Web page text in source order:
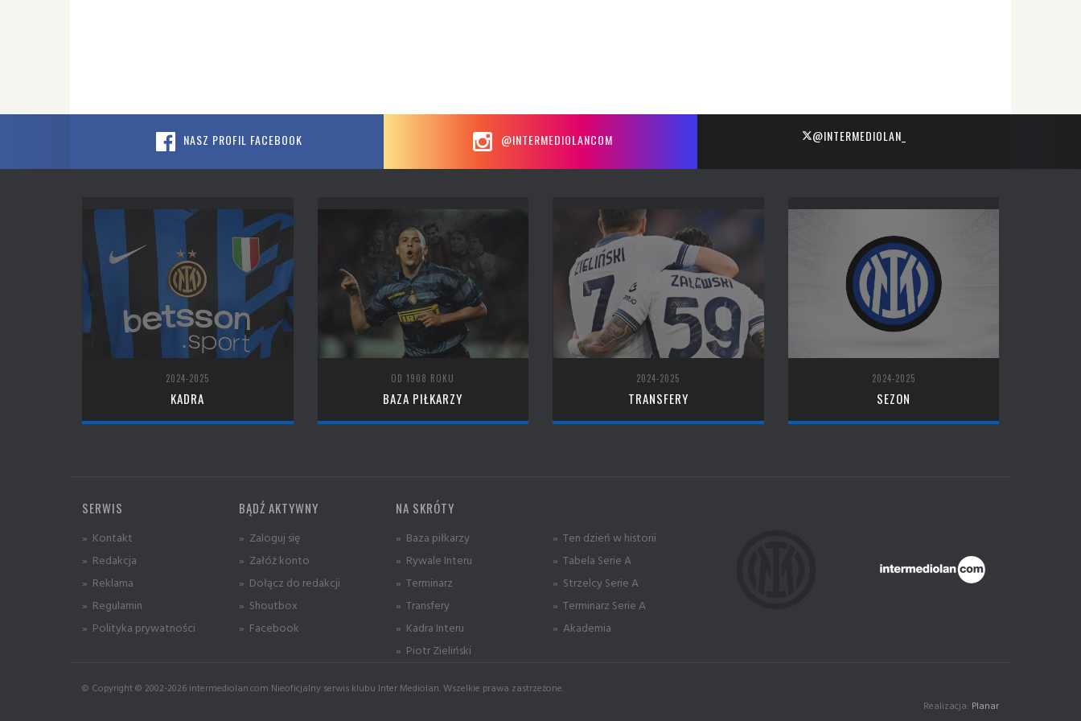
NASZ PROFIL FACEBOOK @INTERMEDIOLANCOM @INTERMEDIOLAN_
2024-2025
KADRA
OD 1908 ROKU
BAZA PIŁKARZY
2024-2025
TRANSFERY
2024-2025
SEZON
SERWIS
» Kontakt
» Redakcja
» Reklama
» Regulamin
» Polityka prywatności
BĄDŹ AKTYWNY
» Zaloguj się
» Załóż konto
» Dołącz do redakcji
» Shoutbox
» Facebook
NA SKRÓTY
» Baza piłkarzy
» Rywale Interu
» Terminarz
» Transfery
» Kadra Interu
» Piotr Zieliński
» Ten dzień w historii
» Tabela Serie A
» Strzelcy Serie A
» Terminarz Serie A
» Akademia
© Copyright © 2002-2026 intermediolan.com Nieoficjalny serwis klubu Inter Mediolan. Wszelkie prawa zastrzeżone.
Realizacja: Planar